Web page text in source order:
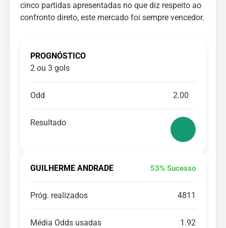
cinco partidas apresentadas no que diz respeito ao
confronto direto, este mercado foi sempre vencedor.
PROGNÓSTICO
2 ou 3 gols
Odd 2.00
Resultado
GUILHERME ANDRADE 53% Sucesso
Próg. realizados 4811
Média Odds usadas 1.92